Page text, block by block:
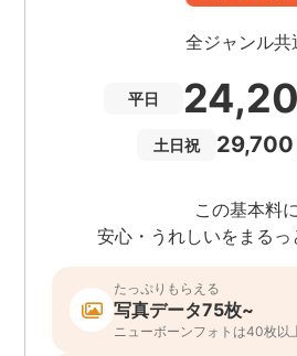
全ジャンル共
平日
土日祝 29,700
この基本料
安心・うれしいをまるっ
たっぷりもらえる
写真データ75枚~
ニューボーンフォトは40枚以